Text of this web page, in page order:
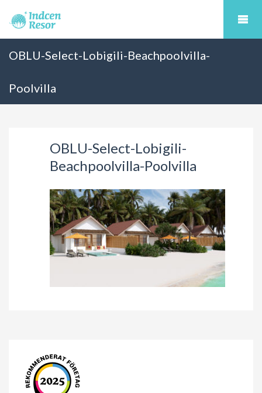
OBLU-Select-Lobigili-Beachpoolvilla-
Poolvilla
OBLU-Select-Lobigili-
Beachpoolvilla-Poolvilla